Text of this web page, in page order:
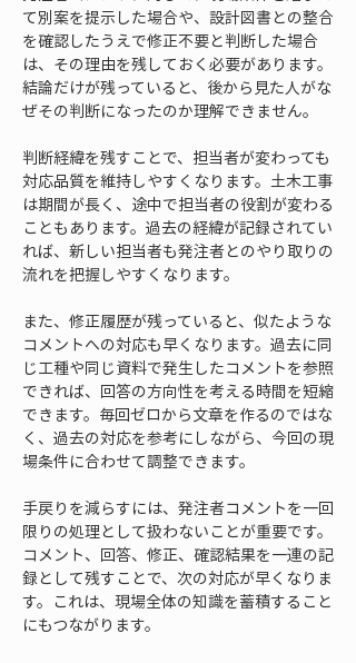
て別案を提示した場合や、設計図書との整合
を確認したうえで修正不要と判断した場合
は、その理由を残しておく必要があります。
結論だけが残っていると、後から見た人がな
ぜその判断になったのか理解できません。
判断経緯を残すことで、担当者が変わっても
対応品質を維持しやすくなります。土木工事
は期間が長く、途中で担当者の役割が変わる
こともあります。過去の経緯が記録されてい
れば、新しい担当者も発注者とのやり取りの
流れを把握しやすくなります。
また、修正履歴が残っていると、似たような
コメントへの対応も早くなります。過去に同
じ工種や同じ資料で発生したコメントを参照
できれば、回答の方向性を考える時間を短縮
できます。毎回ゼロから文章を作るのではな
く、過去の対応を参考にしながら、今回の現
場条件に合わせて調整できます。
手戻りを減らすには、発注者コメントを一回
限りの処理として扱わないことが重要です。
コメント、回答、修正、確認結果を一連の記
録として残すことで、次の対応が早くなりま
す。これは、現場全体の知識を蓄積すること
にもつながります。